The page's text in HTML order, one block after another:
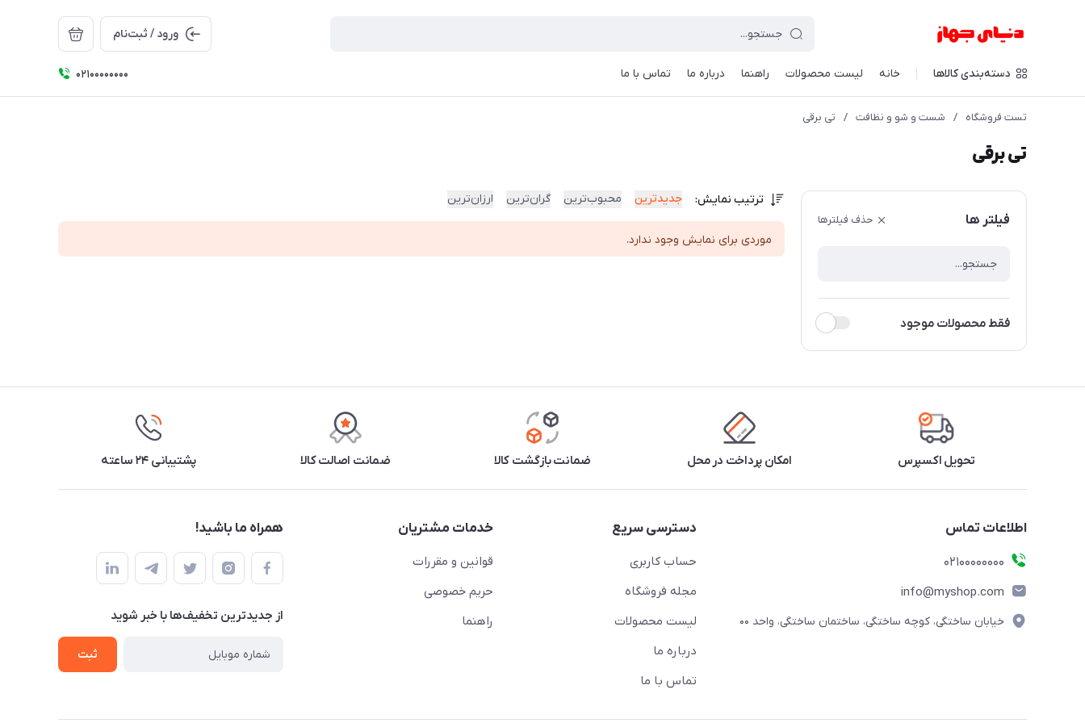
ورود / ثبت‌نام
دسته‌بندی کالاها خانه لیست محصولات راهنما درباره ما تماس با ما ۰۲۱۰۰۰۰۰۰۰۰
تست فروشگاه / شست و شو و نظافت / تی برقی
تی برقی
فیلتر ها حذف فیلترها
فقط محصولات موجود
ترتیب نمایش: جدیدترین محبوب‌ترین گران‌ترین ارزان‌ترین
موردی برای نمایش وجود ندارد.
تحویل اکسپرس امکان پرداخت در محل ضمانت بازگشت کالا ضمانت اصالت کالا پشتیبانی ۲۴ ساعته
اطلاعات تماس
۰۲۱۰۰۰۰۰۰۰۰
info@myshop.com
خیابان ساختگی، کوچه ساختگی، ساختمان ساختگی، واحد ۰۰
دسترسی سریع
حساب کاربری
مجله فروشگاه
لیست محصولات
درباره ما
تماس با ما
خدمات مشتریان
قوانین و مقررات
حریم خصوصی
راهنما
همراه ما باشید!
از جدید‌ترین تخفیف‌ها با‌ خبر شوید
ثبت